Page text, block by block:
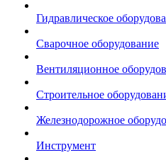
Гидравлическое
Сварочное оборудование
Вентиляционное
Строительное
Железнодорожное
Инструмент